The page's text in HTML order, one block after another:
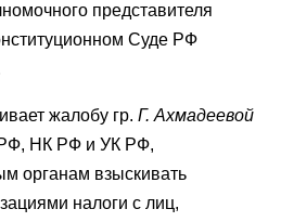
представителя
Суде РФ
жалобу гр. Г. Ахмадеевой
НК РФ и УК РФ,
органам взыскивать
налоги с лиц,